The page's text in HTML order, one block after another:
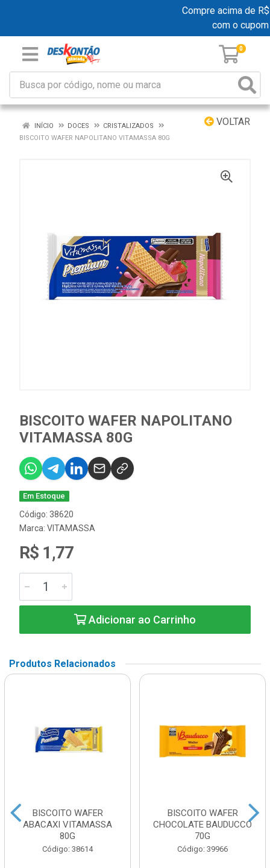
Compre acima de
com o cupom
0
VOLTAR
INÍCIO DOCES
CRISTALIZADOS
BISCOITO WAFER NAPOLITANO VITAMASSA 80G
BISCOITO WAFER NAPOLITANO
VITAMASSA 80G
Em Estoque
Código: 38620
Marca: VITAMASSA
R$ 1,77
Adicionar ao Carrinho
Produtos Relacionados
BISCOITO WAFER
ABACAXI VITAMASSA
80G
Código: 38614
BISCOITO WAFER
CHOCOLATE BAUDUCCO
70G
Código: 39966